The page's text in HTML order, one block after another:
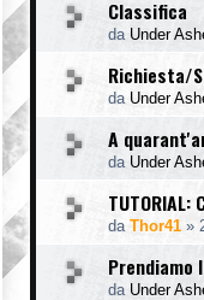
Classifica
da Under
Richiesta/
da Under
A
da Under
da Thor41 »
Prendiamo
da Under